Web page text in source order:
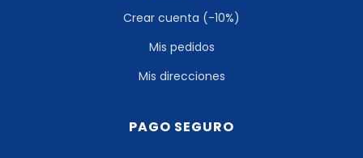
Crear cuenta (-10%)
Mis pedidos
Mis direcciones
PAGO SEGURO